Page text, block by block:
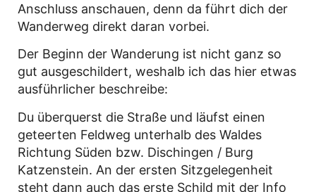
Anschluss anschauen, denn da führt dich der
Wanderweg direkt daran vorbei.
Der Beginn der Wanderung ist nicht ganz so
gut ausgeschildert, weshalb ich das hier etwas
ausführlicher beschreibe:
Du überquerst die Straße und läufst einen
geteerten Feldweg unterhalb des Waldes
Richtung Süden bzw. Dischingen / Burg
Katzenstein. An der ersten Sitzgelegenheit
steht dann auch das erste Schild mit der Info